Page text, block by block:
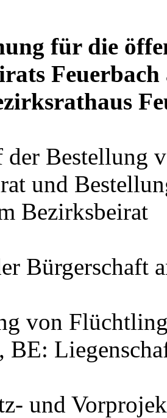
für die
der Bestellung
und
Bezirksbeirat
Bürgerschaft
von
BE:
und